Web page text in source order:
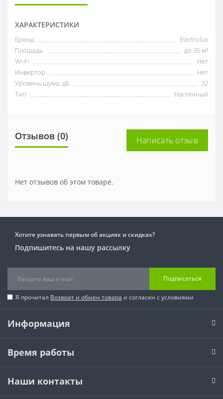
ХАРАКТЕРИСТИКИ
Бренд
Electrolux
Площадь
до 35 м²
Wi-Fi
Нет
Инвертор
Нет
Уровень шума, дБ
32
Тип
Настенный
Отзывов (0) Написать отзыв
Нет отзывов об этом товаре.
Хотите узнавать первым об акциях и скидках?
Подпишитесь на нашу рассылку
Подписаться
Я прочитал Возврат и обмен товара и согласен с условиями
Информация
Время работы
Наши контакты